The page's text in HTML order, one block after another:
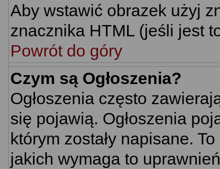
Aby wstawić obrazek użyj
znacznika HTML (jeśli jest
Powrót do góry
Czym są Ogłoszenia?
Ogłoszenia często
się pojawią. Ogłoszenia
którym zostały napisane.
jakich wymaga to